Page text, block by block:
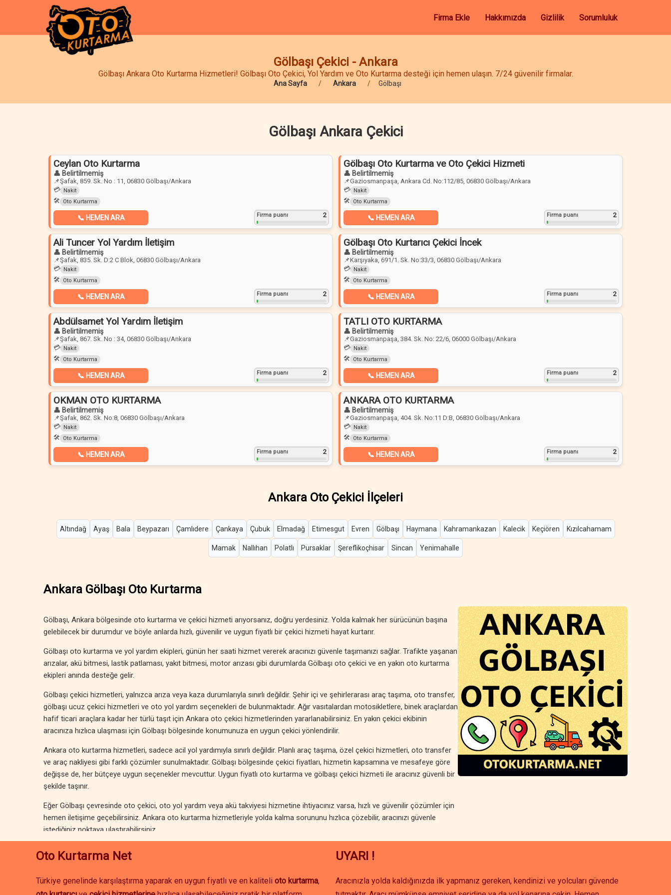
Firma Ekle Hakkımızda Gizlilik Sorumluluk
Gölbaşı Çekici - Ankara
Gölbaşı Ankara Oto Kurtarma Hizmetleri! Gölbaşı Oto Çekici, Yol Yardım ve Oto Kurtarma desteği için hemen ulaşın. 7/24 güvenilir firmalar.
Ana Sayfa Ankara Gölbaşı
Gölbaşı Ankara Çekici
Ceylan Oto Kurtarma
👤 Belirtilmemiş
📌Şafak, 859. Sk. No : 11, 06830 Gölbaşı/Ankara
💳 Nakit
🛠️ Oto Kurtarma
📞 HEMEN ARA Firma puanı 2
Gölbaşı Oto Kurtarma ve Oto Çekici Hizmeti
👤 Belirtilmemiş
📌Gaziosmanpaşa, Ankara Cd. No:112/85, 06830 Gölbaşı/Ankara
💳 Nakit
🛠️ Oto Kurtarma
📞 HEMEN ARA Firma puanı 2
Ali Tuncer Yol Yardım İletişim
👤 Belirtilmemiş
📌Şafak, 835. Sk. D:2 C Blok, 06830 Gölbaşı/Ankara
💳 Nakit
🛠️ Oto Kurtarma
📞 HEMEN ARA Firma puanı 2
Gölbaşı Oto Kurtarıcı Çekici İncek
👤 Belirtilmemiş
📌Karşıyaka, 691/1. Sk. No:33/3, 06830 Gölbaşı/Ankara
💳 Nakit
🛠️ Oto Kurtarma
📞 HEMEN ARA Firma puanı 2
Abdülsamet Yol Yardım İletişim
👤 Belirtilmemiş
📌Şafak, 867. Sk. No : 34, 06830 Gölbaşı/Ankara
💳 Nakit
🛠️ Oto Kurtarma
📞 HEMEN ARA Firma puanı 2
TATLI OTO KURTARMA
👤 Belirtilmemiş
📌Gaziosmanpaşa, 384. Sk. No: 22/6, 06000 Gölbaşı/Ankara
💳 Nakit
🛠️ Oto Kurtarma
📞 HEMEN ARA Firma puanı 2
OKMAN OTO KURTARMA
👤 Belirtilmemiş
📌Şafak, 862. Sk. No:8, 06830 Gölbaşı/Ankara
💳 Nakit
🛠️ Oto Kurtarma
📞 HEMEN ARA Firma puanı 2
ANKARA OTO KURTARMA
👤 Belirtilmemiş
📌Gaziosmanpaşa, 404. Sk. No:11 D:B, 06830 Gölbaşı/Ankara
💳 Nakit
🛠️ Oto Kurtarma
📞 HEMEN ARA Firma puanı 2
Ankara Oto Çekici İlçeleri
Altındağ Ayaş Bala Beypazarı Çamlıdere Çankaya Çubuk Elmadağ Etimesgut Evren Gölbaşı Haymana Kahramankazan Kalecik Keçiören Kızılcahamam
Mamak Nallıhan Polatlı Pursaklar Şereflikoçhisar Sincan Yenimahalle
Ankara Gölbaşı Oto Kurtarma
Gölbaşı, Ankara bölgesinde oto kurtarma ve çekici hizmeti arıyorsanız, doğru yerdesiniz. Yolda kalmak her sürücünün başına
gelebilecek bir durumdur ve böyle anlarda hızlı, güvenilir ve uygun fiyatlı bir çekici hizmeti hayat kurtarır.
Gölbaşı oto kurtarma ve yol yardım ekipleri, günün her saati hizmet vererek aracınızı güvenle taşımanızı sağlar. Trafikte yaşanan
arızalar, akü bitmesi, lastik patlaması, yakıt bitmesi, motor arızası gibi durumlarda Gölbaşı oto çekici ve en yakın oto kurtarma
ekipleri anında desteğe gelir.
Gölbaşı çekici hizmetleri, yalnızca arıza veya kaza durumlarıyla sınırlı değildir. Şehir içi ve şehirlerarası araç taşıma, oto transfer,
gölbaşı ucuz çekici hizmetleri ve oto yol yardım seçenekleri de bulunmaktadır. Ağır vasıtalardan motosikletlere, binek araçlardan
hafif ticari araçlara kadar her türlü taşıt için Ankara oto çekici hizmetlerinden yararlanabilirsiniz. En yakın çekici ekibinin
aracınıza hızlıca ulaşması için Gölbaşı bölgesinde konumunuza en uygun çekici yönlendirilir.
Ankara oto kurtarma hizmetleri, sadece acil yol yardımıyla sınırlı değildir. Planlı araç taşıma, özel çekici hizmetleri, oto transfer
ve araç nakliyesi gibi farklı çözümler sunulmaktadır. Gölbaşı bölgesinde çekici fiyatları, hizmetin kapsamına ve mesafeye göre
değişse de, her bütçeye uygun seçenekler mevcuttur. Uygun fiyatlı oto kurtarma ve gölbaşı çekici hizmeti ile aracınız güvenli bir
şekilde taşınır.
Eğer Gölbaşı çevresinde oto çekici, oto yol yardım veya akü takviyesi hizmetine ihtiyacınız varsa, hızlı ve güvenilir çözümler için
hemen iletişime geçebilirsiniz. Ankara oto kurtarma hizmetleriyle yolda kalma sorununu hızlıca çözebilir, aracınızı güvenle
istediğiniz noktaya ulaştırabilirsiniz.
Oto Kurtarma Net
Türkiye genelinde karşılaştırma yaparak en uygun fiyatlı ve en kaliteli oto kurtarma,
UYARI !
Aracınızla yolda kaldığınızda ilk yapmanız gereken, kendinizi ve yolcuları güvende